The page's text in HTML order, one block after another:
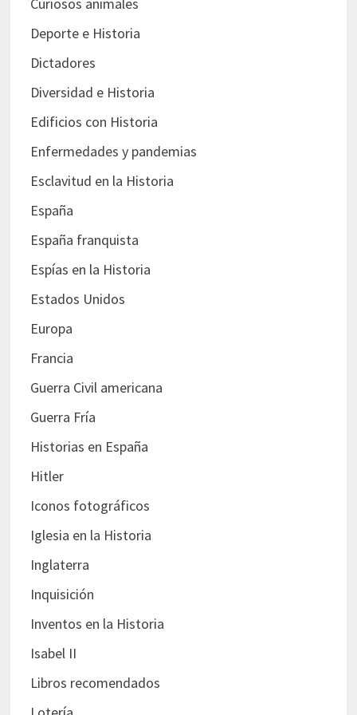
Curiosos animales
Deporte e Historia
Dictadores
Diversidad e Historia
Edificios con Historia
Enfermedades y pandemias
Esclavitud en la Historia
España
España franquista
Espías en la Historia
Estados Unidos
Europa
Francia
Guerra Civil americana
Guerra Fría
Historias en España
Hitler
Iconos fotográficos
Iglesia en la Historia
Inglaterra
Inquisición
Inventos en la Historia
Isabel II
Libros recomendados